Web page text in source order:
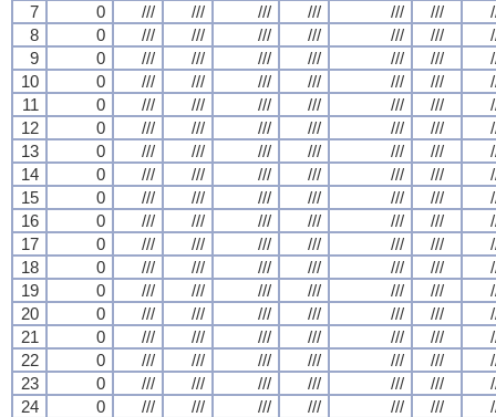
7
0 /// /// /// /// /// ///
8
0 /// /// /// /// /// ///
9
0 /// /// /// /// /// ///
10
0 /// /// /// /// /// ///
11
0 /// /// /// /// /// ///
12
0 /// /// /// /// /// ///
13
0 /// /// /// /// /// ///
14
0 /// /// /// /// /// ///
15
0 /// /// /// /// /// ///
16
0 /// /// /// /// /// ///
17
0 /// /// /// /// /// ///
18
0 /// /// /// /// /// ///
19
0 /// /// /// /// /// ///
20
0 /// /// /// /// /// ///
21
0 /// /// /// /// /// ///
22
0 /// /// /// /// /// ///
23
0 /// /// /// /// /// ///
24
0 /// /// /// /// /// ///